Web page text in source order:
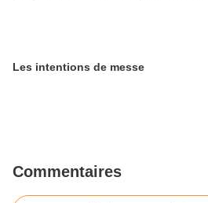
Les intentions de messe
Commentaires